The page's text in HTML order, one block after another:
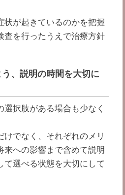
状が起きているのかを把握
査を行ったうえで治療方針
、説明の時間を大切に
択肢がある場合も少なく
けでなく、それぞれのメリ
来への影響まで含めて説明
て選べる状態を大切にして